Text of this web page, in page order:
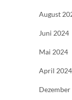
August
Juni 2024
Mai 2024
April 2024